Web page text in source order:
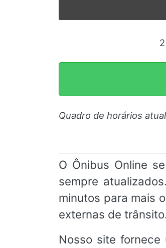
Quadro de horários
O Ônibus Online
sempre
minutos para mais
externas de
Nosso site